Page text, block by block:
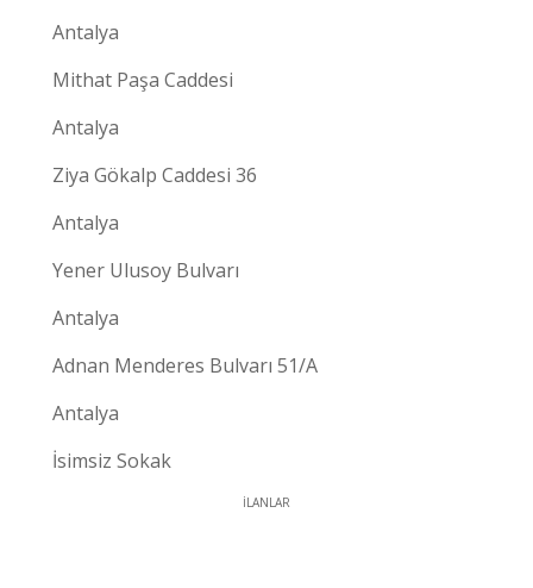
Antalya
Mithat Paşa Caddesi
Antalya
Ziya Gökalp Caddesi 36
Antalya
Yener Ulusoy Bulvarı
Antalya
Adnan Menderes Bulvarı 51/A
Antalya
İsimsiz Sokak
İLANLAR